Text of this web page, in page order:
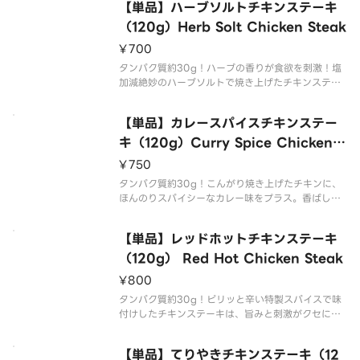
【単品】ハーブソルトチキンステーキ
（120g）Herb Solt Chicken Steak
¥700
タンパク質約30g！ハーブの香りが食欲を刺激！塩
加減絶妙のハーブソルトで焼き上げたチキンステー
perfec
【単品】カレースパイスチキンステー
キ（120g）Curry Spice Chicken S
teak
¥750
タンパク質約30g！こんがり焼き上げたチキンに、
ほんのりスパイシーなカレー味をプラス。香ばしさ
nhanced with a gentle c
【単品】レッドホットチキンステーキ
（120g） Red Hot Chicken Steak
¥800
タンパク質約30g！ピリッと辛い特製スパイスで味
付けしたチキンステーキは、旨みと刺激がクセにな
【単品】てりやきチキンステーキ（12